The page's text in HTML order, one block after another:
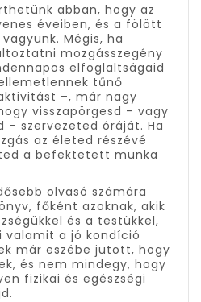
abban, hogy az
éveiben, és a fölött
Mégis, ha
mozgásszegény
elfoglaltságaid
tűnő
–, már nagy
visszapörgesd – vagy
– szervezeted óráját. Ha
az életed részévé
a befektetett munka
olvasó számára
főként azoknak, akik
és a testükkel,
valamit a jó kondíció
már eszébe jutott, hogy
és nem mindegy, hogy
fizikai és egészségi